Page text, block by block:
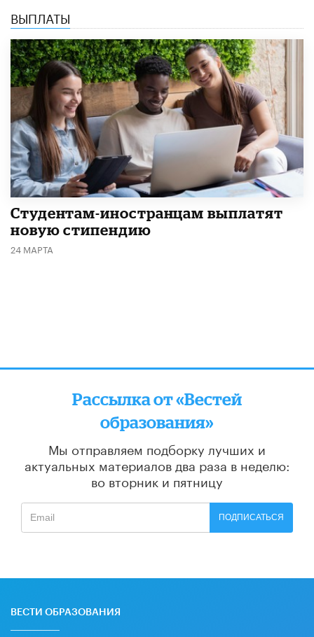
ВЫПЛАТЫ
Студентам-иностранцам выплатят
новую стипендию
24 МАРТА
Рассылка от «Вестей
образования»
Мы отправляем подборку лучших и
актуальных материалов два раза в неделю:
во вторник и пятницу
ПОДПИСАТЬСЯ
ВЕСТИ ОБРАЗОВАНИЯ